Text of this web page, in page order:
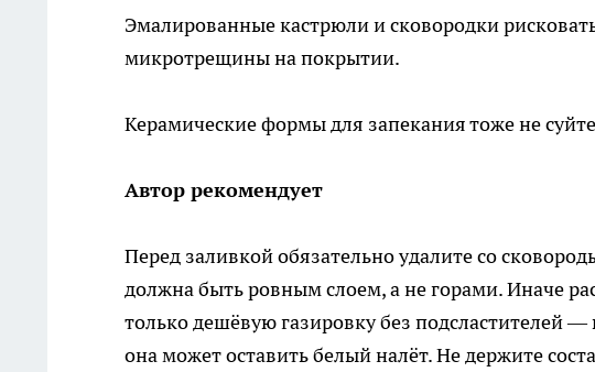
Эмалированные кастрюли и сковородки
микротрещины на покрытии.
Керамические формы для запекания тоже не
Автор рекомендует
Перед заливкой обязательно удалите со
должна быть ровным слоем, а не горами. Иначе
только дешёвую газировку без подсластителей
она может оставить белый налёт. Не держите